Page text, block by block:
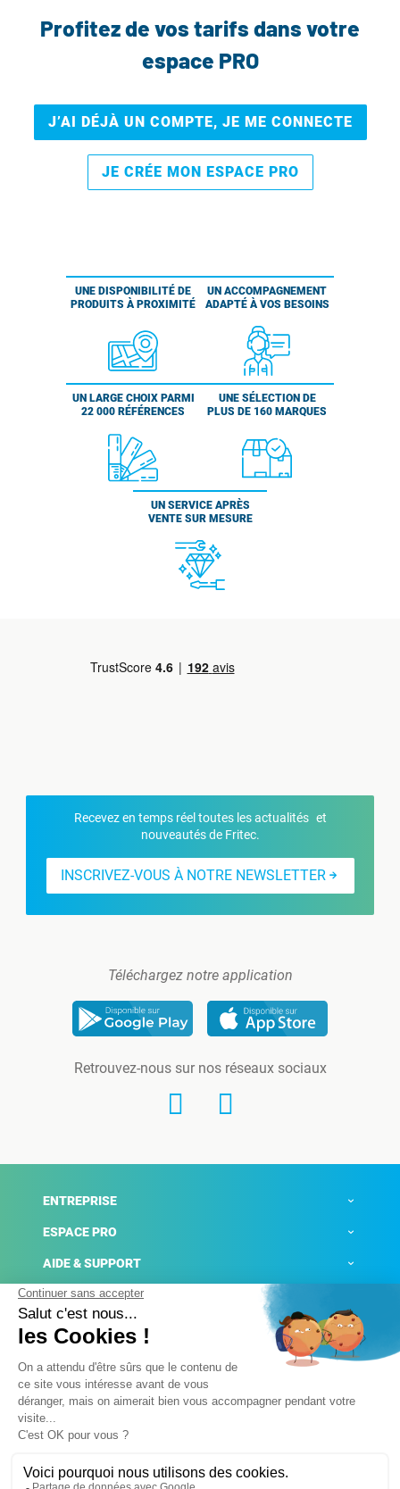
Profitez de vos tarifs dans votre
espace PRO
J’AI DÉJÀ UN COMPTE, JE ME CONNECTE
JE CRÉE MON ESPACE PRO
UNE DISPONIBILITÉ DE
PRODUITS À PROXIMITÉ
UN ACCOMPAGNEMENT
ADAPTÉ À VOS BESOINS
UN LARGE CHOIX PARMI
22 000 RÉFÉRENCES
UNE SÉLECTION DE
PLUS DE 160 MARQUES
UN SERVICE APRÈS
VENTE SUR MESURE
Recevez en temps réel toutes les actualités et
nouveautés de Fritec.
INSCRIVEZ-VOUS À NOTRE NEWSLETTER
Téléchargez notre application
Retrouvez-nous sur nos réseaux sociaux
ENTREPRISE
ESPACE PRO
AIDE & SUPPORT
ACTUALITÉS
Mentions légales
Conditions générales de ventes